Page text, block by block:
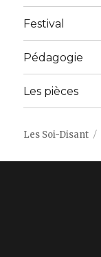
Festival
Pédagogie
Les pièces
Les Soi-Disant